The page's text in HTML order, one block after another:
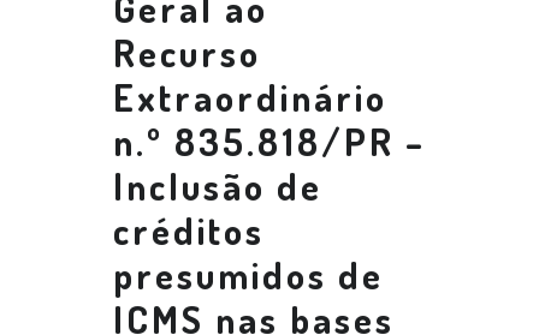
Recurso
Extraordinário
n.º 835.818/PR –
Inclusão de
créditos
presumidos de
ICMS nas bases